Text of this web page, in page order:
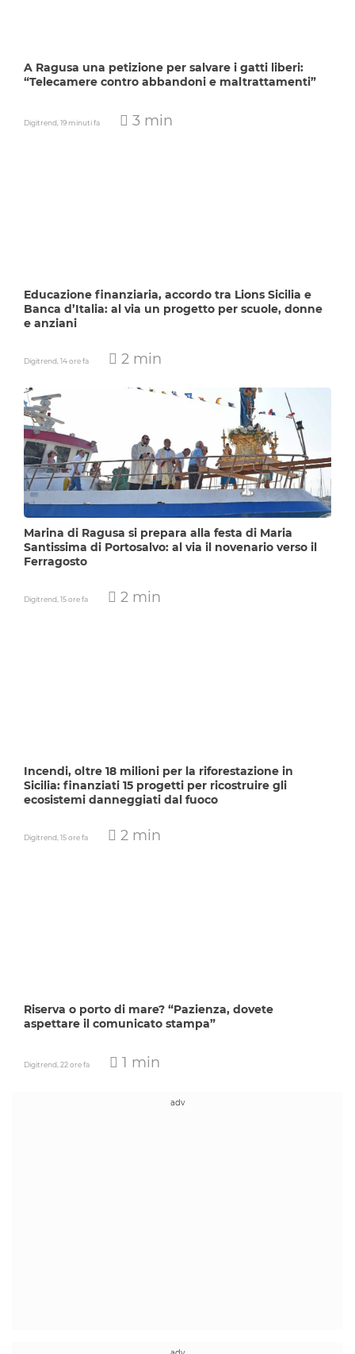
A Ragusa una petizione per salvare i gatti liberi:
“Telecamere contro abbandoni e maltrattamenti”
Digitrend,19 minuti fa 3 min
Educazione finanziaria, accordo tra Lions Sicilia e
Banca d’Italia: al via un progetto per scuole, donne
e anziani
Digitrend,14 ore fa 2 min
Marina di Ragusa si prepara alla festa di Maria
Santissima di Portosalvo: al via il novenario verso il
Ferragosto
Digitrend,15 ore fa 2 min
Incendi, oltre 18 milioni per la riforestazione in
Sicilia: finanziati 15 progetti per ricostruire gli
ecosistemi danneggiati dal fuoco
Digitrend,15 ore fa 2 min
Riserva o porto di mare? “Pazienza, dovete
aspettare il comunicato stampa”
Digitrend,22 ore fa 1 min